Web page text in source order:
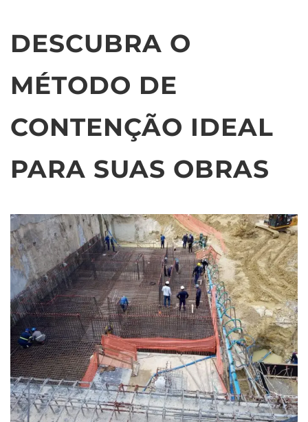
DESCUBRA O
MÉTODO DE
CONTENÇÃO IDEAL
PARA SUAS OBRAS